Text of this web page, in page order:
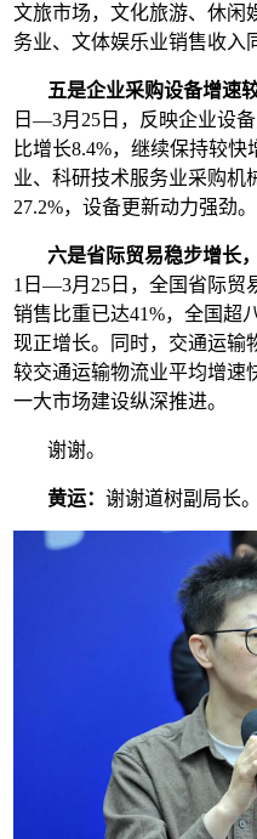
文旅市场，文化旅游、休闲
务业、文体娱乐业销售收入
五是企业采购设备增速
日—3月25日，反映企业设
比增长8.4%，继续保持较
业、科研技术服务业采购机
27.2%，设备更新动力强劲。
六是省际贸易稳步增长
1日—3月25日，全国省际贸
销售比重已达41%，全国超
现正增长。同时，交通运输
较交通运输物流业平均增速
一大市场建设纵深推进。
谢谢。
黄运：谢谢道树副局长